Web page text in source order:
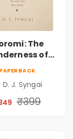
The
of
on
Love,
PAPERBACK
D. J. Syngai
₹399